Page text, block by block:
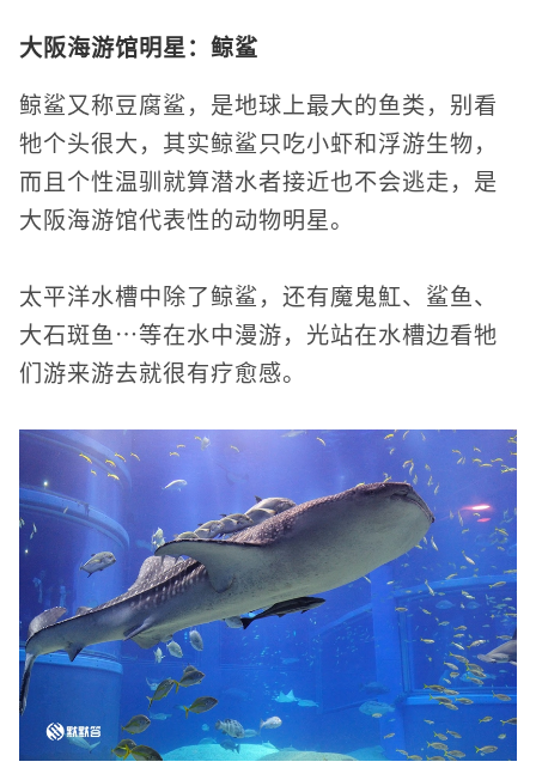
大阪海游馆明星：鲸鲨
鲸鲨又称豆腐鲨，是地球上最大的鱼类，别看
牠个头很大，其实鲸鲨只吃小虾和浮游生物，
而且个性温驯就算潜水者接近也不会逃走，是
大阪海游馆代表性的动物明星。
太平洋水槽中除了鲸鲨，还有魔鬼魟、鲨鱼、
大石斑鱼⋯等在水中漫游，光站在水槽边看牠
们游来游去就很有疗愈感。